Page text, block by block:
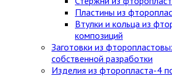
Пластины из
Втулки и кольца из
композиций
Заготовки из
собственной разработки
Изделия из фторопласта-4